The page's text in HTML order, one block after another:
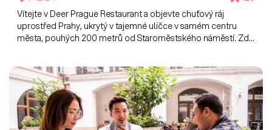
Vítejte v Deer Prague Restaurant a objevte chuťový ráj
uprostřed Prahy, ukrytý v tajemné uličce v samém centru
města, pouhých 200 metrů od Staroměstského náměstí. Zde
nechávají ožít tradiční kuchyni našich předků s nádechem
moderní doby. Menu obsahuje zvěřinu a vybraná jídla české i
mezinárodní kuchyně.